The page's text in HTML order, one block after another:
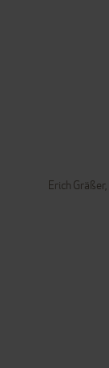
Erich Gräßer,